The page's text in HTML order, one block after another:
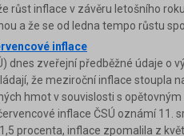
růst inflace v závěru letošního
a že se od ledna tempo růstu
inflace
dnes zveřejní předběžné údaje o
že meziroční inflace stoupla
hmot v souvislosti s
inflace ČSÚ oznámí 11.
procenta, inflace zpomalila z